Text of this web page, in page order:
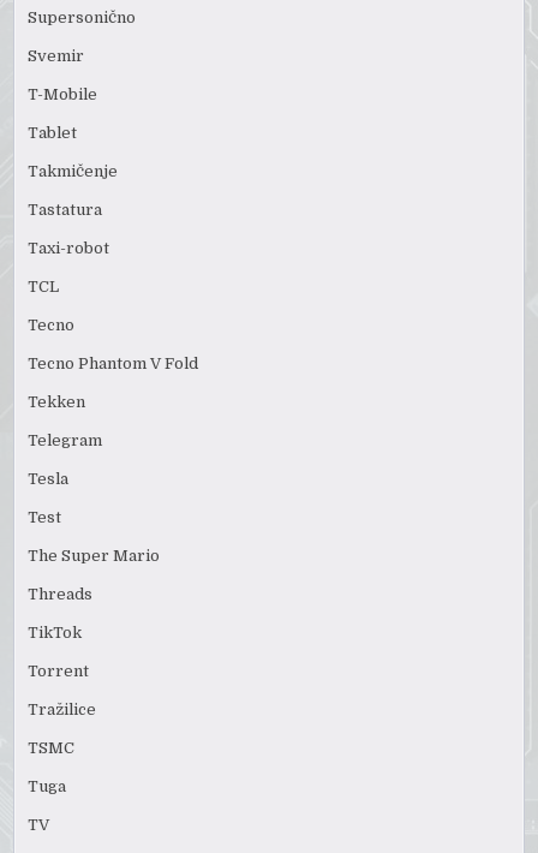
Supersonično
Svemir
T-Mobile
Tablet
Takmičenje
Tastatura
Taxi-robot
TCL
Tecno
Tecno Phantom V Fold
Tekken
Telegram
Tesla
Test
The Super Mario
Threads
TikTok
Torrent
Tražilice
TSMC
Tuga
TV